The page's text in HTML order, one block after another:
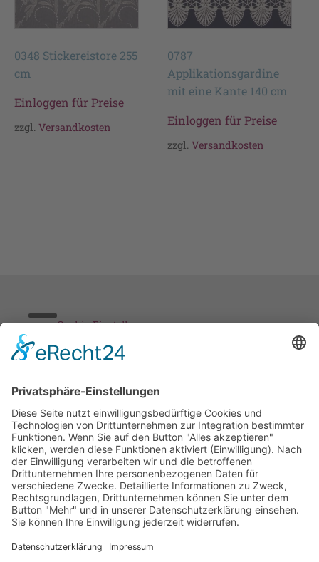
0348 Stickereistore 255
cm
Einloggen für Preise
zzgl. Versandkosten
0787
Applikationsgardine
mit eine Kante 140 cm
Einloggen für Preise
zzgl.Versandkosten
Cookie-Einstellungen
Stickereien & Textilien GmbH| Alle Rechte vorbehalten